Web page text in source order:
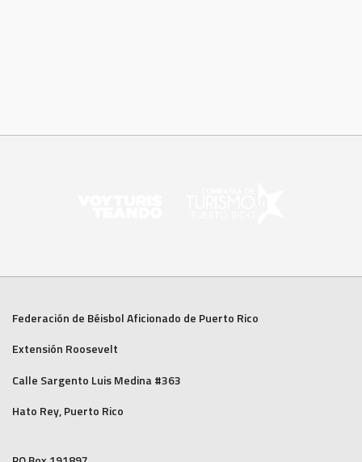
Federación de Béisbol Aficionado de Puerto Rico
Extensión Roosevelt
Calle Sargento Luis Medina #363
Hato Rey, Puerto Rico